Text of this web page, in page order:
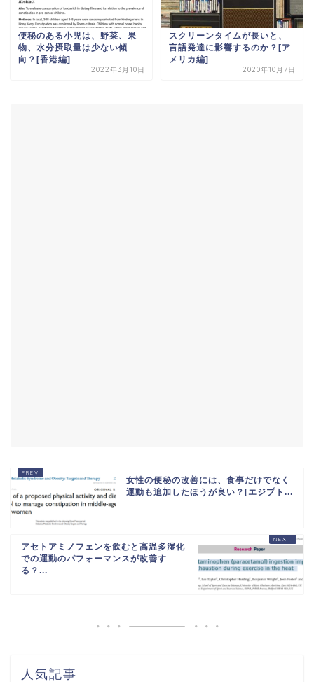
便秘のある小児は、野菜、果
物、水分摂取量は少ない傾
向？[香港編]
2022年3月10日
スクリーンタイムが長いと、
言語発達に影響するのか？[ア
メリカ編]
2020年10月7日
女性の便秘の改善には、食事だけでなく
運動も追加したほうが良い？[エジプト...
アセトアミノフェンを飲むと高温多湿化
での運動のパフォーマンスが改善す
る？...
人気記事